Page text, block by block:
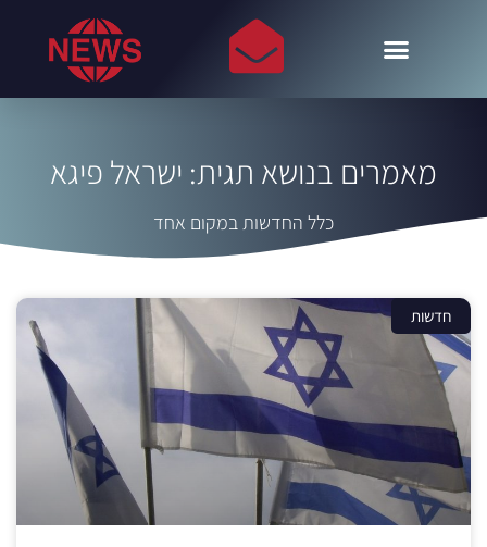
מאמרים בנושא תגית: ישראל פיגא
כלל החדשות במקום אחד
חדשות